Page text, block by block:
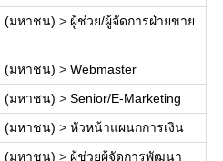
(มหาชน) > ผู้ช่วย/ผู้จัดการฝ่ายขาย
(มหาชน) > Webmaster
(มหาชน) > Senior/E-Marketing
(มหาชน) > หัวหน้าแผนกการเงิน
(มหาชน) > ผู้ช่วยผู้จัดการพัฒนา